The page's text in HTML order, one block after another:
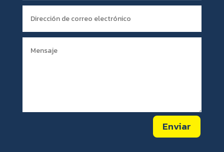
Enviar